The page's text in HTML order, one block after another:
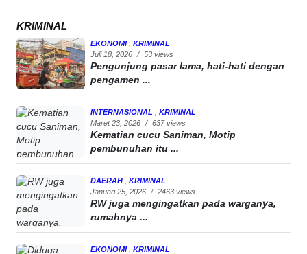
KRIMINAL
EKONOMI
KRIMINAL
Juli 18, 2026 / 53 views
Pengunjung pasar lama, hati-hati dengan
pengamen ...
INTERNASIONAL
KRIMINAL
Maret 23, 2026 / 637 views
Kematian cucu Saniman, Motip
pembunuhan itu ...
DAERAH
KRIMINAL
Januari 25, 2026 / 2463 views
RW juga mengingatkan pada warganya,
rumahnya ...
EKONOMI
KRIMINAL